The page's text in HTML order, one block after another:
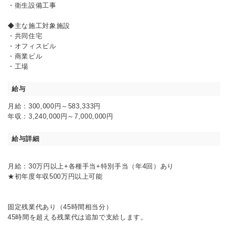
・衛生設備工事
◆主な施工対象施設
・共同住宅
・オフィスビル
・商業ビル
・工場
給与
月給：300,000円～583,333円
年収：3,240,000円～7,000,000円
給与詳細
月給：30万円以上+各種手当+特別手当（年4回）あり
★初年度年収500万円以上可能
固定残業代あり（45時間相当分）
45時間を超える残業代は追加で支給します。